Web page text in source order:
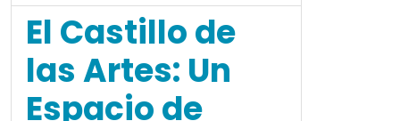
El Castillo de
las Artes: Un
Espacio de